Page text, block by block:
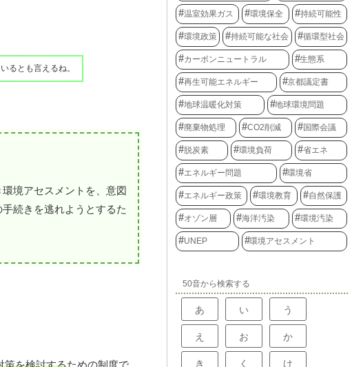
るとも言えるね。
境アセスメントを、意図
続きを逃れようとするた
温室効果ガス 環境保全 持続可能性
環境政策 持続可能な社会 循環型社会
カーボンニュートラル 生態系
再生可能エネルギー 京都議定書
地球温暖化対策 地球環境問題
廃棄物処理 CO2削減 国際会議
脱炭素 環境負荷 省エネ
エネルギー問題 環境省
エネルギー政策 環境教育 自然保護
オゾン層 海洋汚染 環境汚染
UNEP 環境アセスメント
50音から検索する
あ い う
え お か
き く け